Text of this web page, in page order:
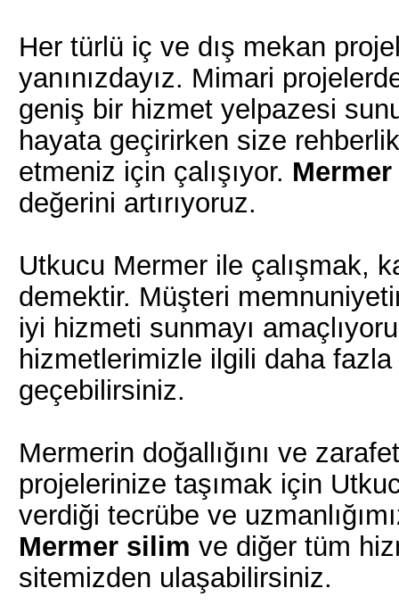
Her türlü iç ve dış mekan
yanınızdayız. Mimari
geniş bir hizmet yelpazesi
hayata geçirirken size
etmeniz için çalışıyor.
değerini artırıyoruz.
Utkucu Mermer ile çalışmak,
demektir. Müşteri
iyi hizmeti sunmayı
hizmetlerimizle ilgili daha
geçebilirsiniz.
Mermerin doğallığını ve
projelerinize taşımak için
verdiği tecrübe ve
Mermer silim ve diğer tüm
sitemizden ulaşabilirsiniz.